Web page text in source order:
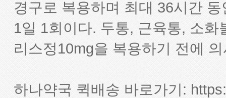
경구로 복용하며 최대 36시간
1일 1회이다. 두통, 근육통, 소
리스정10mg을 복용하기 전에
하나약국 퀵배송 바로가기: